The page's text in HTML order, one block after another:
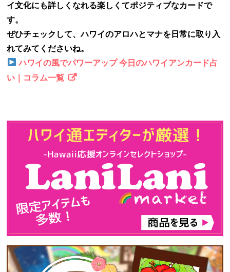
イ文化にも詳しくなれる楽しくてポジティブなカードで
す。
ぜひチェックして、ハワイのアロハとマナを日常に取り入
れてみてくださいね。
ハワイの風でパワーアップ 今日のハワイアンカード占
い｜コラム一覧